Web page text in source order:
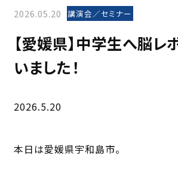
2026.05.20 講演会／セミナー
【愛媛県】中学生へ脳レ
いました！
2026.5.20
本日は愛媛県宇和島市。